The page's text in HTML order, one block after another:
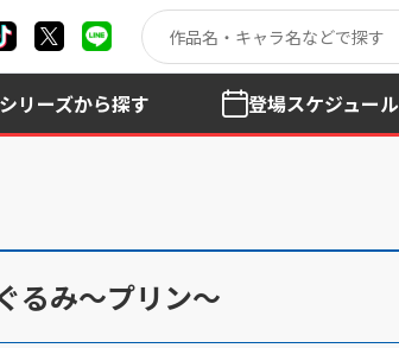
リーズから探す 登場スケジュール
るみ～プリン～